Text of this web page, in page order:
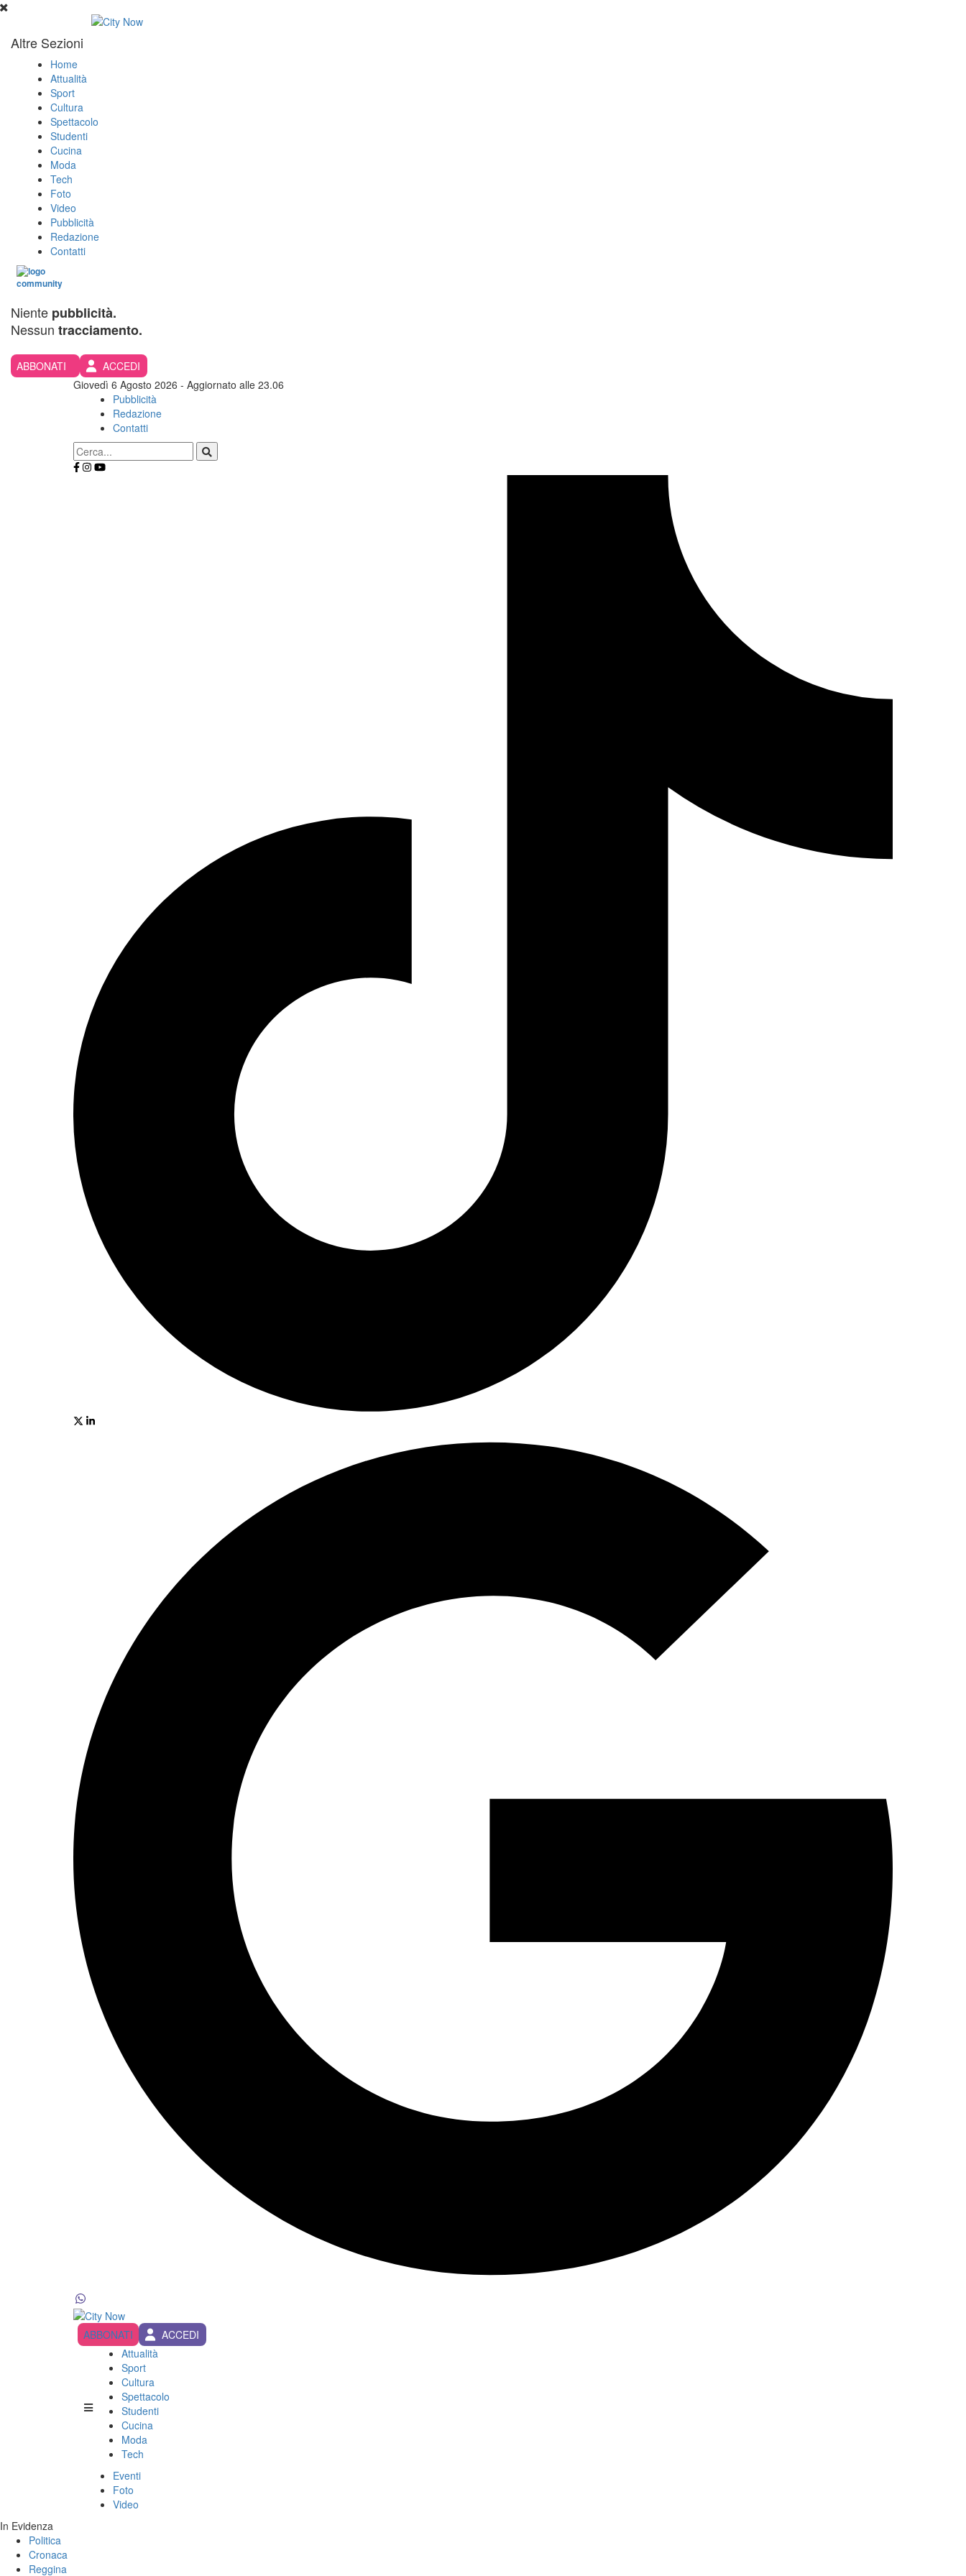
Altre Sezioni
Home
Attualità
Sport
Cultura
Spettacolo
Studenti
Cucina
Moda
Tech
Foto
Video
Pubblicità
Redazione
Contatti
Niente pubblicità.
Nessun tracciamento.
ABBONATI
ACCEDI
Giovedì 6 Agosto 2026 - Aggiornato alle 23.06
Pubblicità
Redazione
Contatti
ABBONATI
ACCEDI
Attualità
Sport
Cultura
Spettacolo
Studenti
Cucina
Moda
Tech
Eventi
Foto
Video
In Evidenza
Politica
Cronaca
Reggina